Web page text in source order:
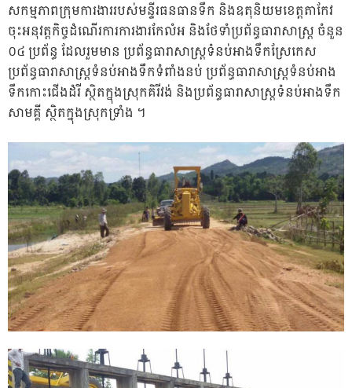
សកម្មភាពក្រុមការងាររបស់មន្ទីរធនធានទឹក និងឧតុនិយមខេត្តតាកែវ
ចុះអនុវត្តកិច្ចដំណើរការការងារកែលំអ និងថែទាំប្រព័ន្ធធារាសាស្ត្រ ចំនួន
០៤ ប្រព័ន្ធ ដែលរួមមាន ប្រព័ន្ធធារាសាស្ត្រទំនប់អាងទឹកស្រែកេស
ប្រព័ន្ធធារាសាស្ត្រទំនប់អាងទឹកទំពាំងនប់ ប្រព័ន្ធធារាសាស្ត្រទំនប់អាង
ទឹកកោះជើងដំរី ស្ថិតក្នុងស្រុកគិរីវង់ និងប្រព័ន្ធធារាសាស្ត្រទំនប់អាងទឹក
សាមគ្គី ស្ថិតក្នុងស្រុកទ្រាំង ។